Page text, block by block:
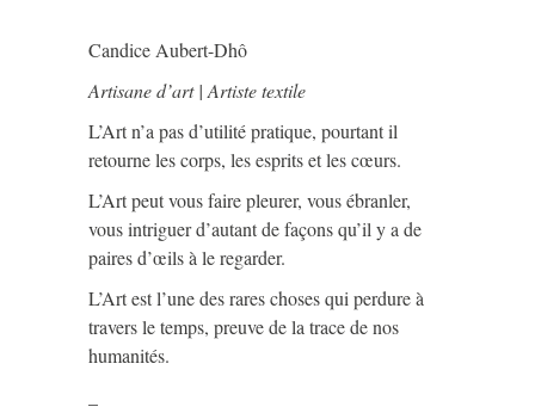
Candice Aubert-Dhô
Artisane d’art | Artiste textile
L’Art n’a pas d’utilité pratique, pourtant il
retourne les corps, les esprits et les cœurs.
L’Art peut vous faire pleurer, vous ébranler,
vous intriguer d’autant de façons qu’il y a de
paires d’œils à le regarder.
L’Art est l’une des rares choses qui perdure à
travers le temps, preuve de la trace de nos
humanités.